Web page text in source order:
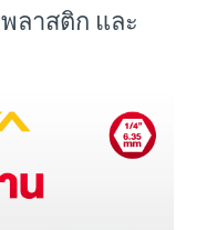
ลาสติก และ